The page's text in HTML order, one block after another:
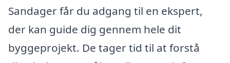
Sandager får du adgang til en ekspert,
der kan guide dig gennem hele dit
byggeprojekt. De tager tid til at forstå